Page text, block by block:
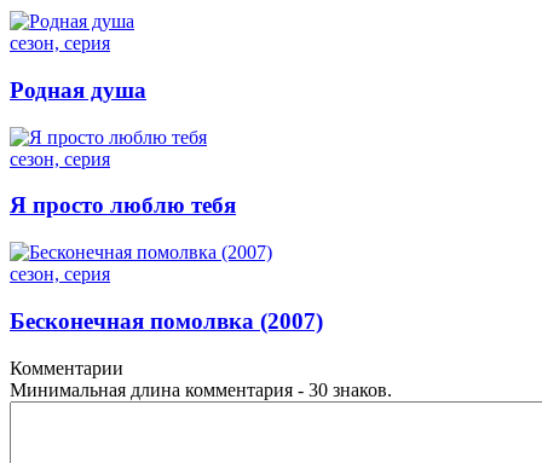
сезон, серия
Родная душа
сезон, серия
Я просто люблю тебя
сезон, серия
Бесконечная помолвка (2007)
Комментарии
Минимальная длина комментария - 30 знаков.